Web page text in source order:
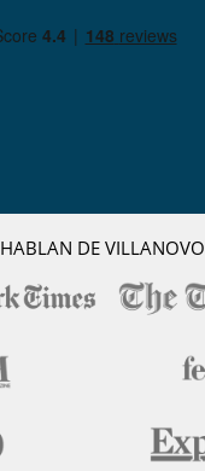
HABLAN DE VILLANOVO